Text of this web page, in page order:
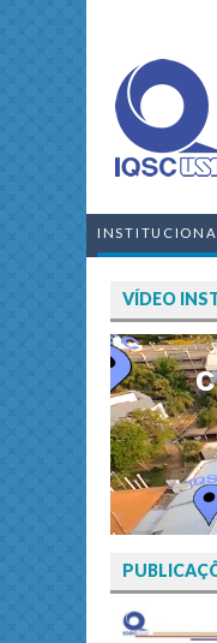
VÍDEO